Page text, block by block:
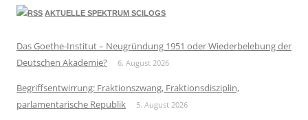
AKTUELLE SPEKTRUM SCILOGS
Das Goethe-Institut – Neugründung 1951 oder Wiederbelebung der
Deutschen Akademie?
6. August 2026
Begriffsentwirrung: Fraktionszwang, Fraktionsdisziplin,
parlamentarische Republik
5. August 2026